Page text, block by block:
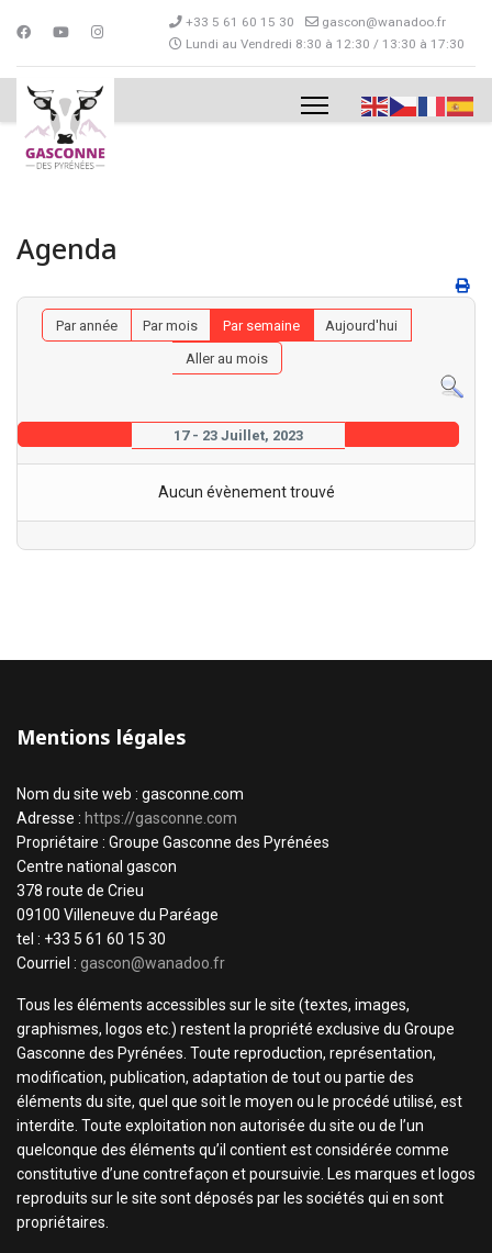
+33 5 61 60 15 30
gascon@wanadoo.fr
Lundi au Vendredi 8:30 à 12:30 / 13:30 à 17:30
Agenda
Par année Par mois Par semaine
Aujourd'hui
Aller au mois
17 - 23 Juillet, 2023
Aucun évènement trouvé
Mentions légales
Nom du site web : gasconne.com
Adresse : https://gasconne.com
Propriétaire : Groupe Gasconne des Pyrénées
Centre national gascon
378 route de Crieu
09100 Villeneuve du Paréage
tel : +33 5 61 60 15 30
Courriel : gascon@wanadoo.fr
Tous les éléments accessibles sur le site (textes, images,
graphismes, logos etc.) restent la propriété exclusive du Groupe
Gasconne des Pyrénées. Toute reproduction, représentation,
modification, publication, adaptation de tout ou partie des
éléments du site, quel que soit le moyen ou le procédé utilisé, est
interdite. Toute exploitation non autorisée du site ou de l’un
quelconque des éléments qu’il contient est considérée comme
constitutive d’une contrefaçon et poursuivie. Les marques et logos
reproduits sur le site sont déposés par les sociétés qui en sont
propriétaires.